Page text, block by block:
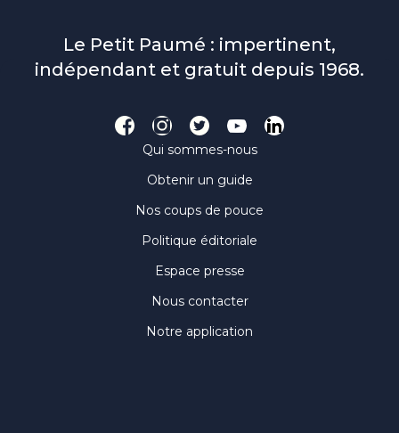
Le Petit Paumé : impertinent,
indépendant et gratuit depuis 1968.
Qui sommes-nous
Obtenir un guide
Nos coups de pouce
Politique éditoriale
Espace presse
Nous contacter
Notre application